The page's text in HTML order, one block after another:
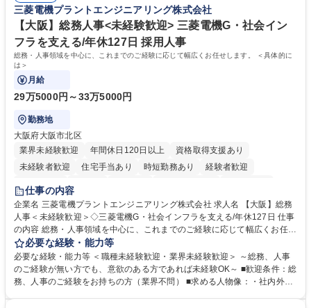
造業の未来を変えるインサイドセールス
もとに営業プロセスを改善した経験 学歴・資格 学歴：大学院 大学 高専 短
大 専修学校 高校 語学力： 資格：
三菱電機プラントエンジニアリング株式会社
【大阪】総務人事<未経験歓迎> 三菱電機G・社会イン
フラを支える/年休127日 採用人事
総務・人事領域を中心に、これまでのご経験に応じて幅広くお任せします。 ＜具体的に
は＞
月給
29万5000円～33万5000円
勤務地
大阪府大阪市北区
業界未経験歓迎
年間休日120日以上
資格取得支援あり
未経験者歓迎
住宅手当あり 時短勤務あり
経験者歓迎
退職金あり
駅近5分以内
土日祝休み 服装自由 寮・社宅あり 食事補助あり
仕事の内容
企業名 三菱電機プラントエンジニアリング株式会社 求人名 【大阪】総務
人事＜未経験歓迎＞◇三菱電機G・社会インフラを支える/年休127日 仕事
の内容 総務・人事領域を中心に、これまでのご経験に応じて幅広くお任せ
します。 ＜具体的には＞ ・総務/人事労務（給与・社保・勤怠管理など）
・採用・教育研修 ・福利厚生運用 など ※基本的には事務所勤務ですが、
採用や教育等の業務内容により、関西圏以外への日帰り・宿泊を伴う国内
出張もございます。 ※担当業務を持ちつつ、お互いに助け合いながら、総
必要な経験・能力等
必要な経験・能力等 ＜職種未経験歓迎・業界未経験歓迎＞ ～総務、人事
のご経験が無い方でも、意欲のある方であれば未経験OK～ ■歓迎条件：総
務、人事のご経験をお持ちの方（業界不問） ■求める人物像：・社内外の